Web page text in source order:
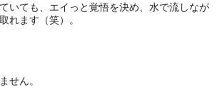
いても、エイっと覚悟を決め、水で流しなが
れます（笑）。
せん。